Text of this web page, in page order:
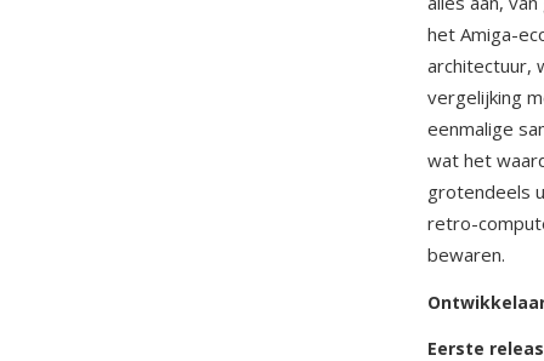
het Amiga-
architectuur,
vergelijking
eenmalige
wat het
grotendeels
retro-
bewaren.
Eerste